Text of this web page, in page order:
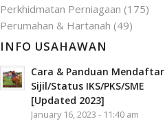
Perkhidmatan Perniagaan (175)
Perumahan & Hartanah (49)
INFO USAHAWAN
Cara & Panduan Mendaftar
Sijil/Status IKS/PKS/SME
[Updated 2023]
January 16, 2023 - 11:40 am